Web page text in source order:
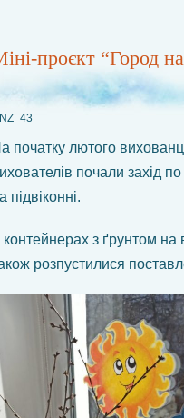
проєкт “Город на
початку лютого
почали захід
підвіконні.
з ґрунтом на
розпустилися